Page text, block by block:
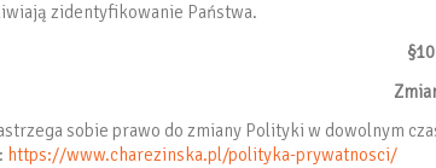
zidentyfikowanie Państwa.
§10
sobie prawo do zmiany Polityki w dowolnym
https://www.charezinska.pl/polityka-prywatnosci/